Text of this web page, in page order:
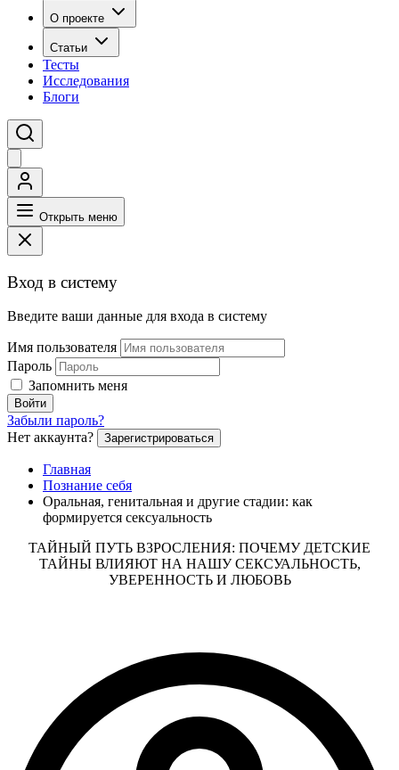
О проекте
Статьи
Тесты
Исследования
Блоги
Открыть меню
Вход в систему
Введите ваши данные для входа в систему
Имя пользователя
Пароль
Запомнить меня
Войти
Забыли пароль?
Нет аккаунта?
Зарегистрироваться
Главная
Познание себя
Оральная, генитальная и другие стадии: как
формируется сексуальность
ТАЙНЫЙ ПУТЬ ВЗРОСЛЕНИЯ: ПОЧЕМУ ДЕТСКИЕ
ТАЙНЫ ВЛИЯЮТ НА НАШУ СЕКСУАЛЬНОСТЬ,
УВЕРЕННОСТЬ И ЛЮБОВЬ